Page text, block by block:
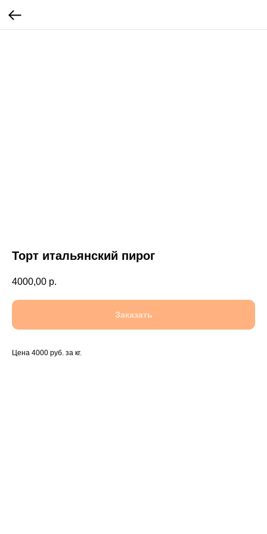
Торт итальянский пирог
4000,00 р.
Заказать
Цена 4000 руб. за кг.